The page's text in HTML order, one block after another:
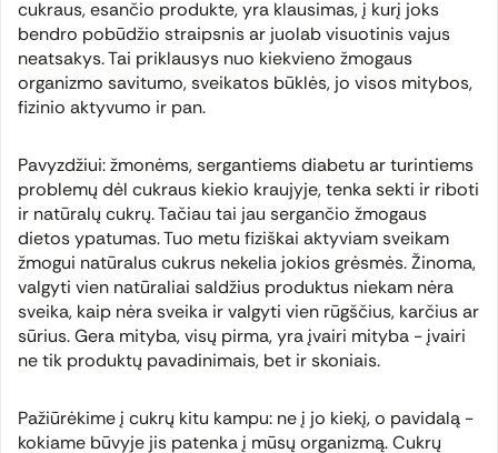
cukraus, esančio produkte, yra klausimas, į kurį joks
bendro pobūdžio straipsnis ar juolab visuotinis vajus
neatsakys. Tai priklausys nuo kiekvieno žmogaus
organizmo savitumo, sveikatos būklės, jo visos mitybos,
fizinio aktyvumo ir pan.
Pavyzdžiui: žmonėms, sergantiems diabetu ar turintiems
problemų dėl cukraus kiekio kraujyje, tenka sekti ir riboti
ir natūralų cukrų. Tačiau tai jau sergančio žmogaus
dietos ypatumas. Tuo metu fiziškai aktyviam sveikam
žmogui natūralus cukrus nekelia jokios grėsmės. Žinoma,
valgyti vien natūraliai saldžius produktus niekam nėra
sveika, kaip nėra sveika ir valgyti vien rūgščius, karčius ar
sūrius. Gera mityba, visų pirma, yra įvairi mityba - įvairi
ne tik produktų pavadinimais, bet ir skoniais.
Pažiūrėkime į cukrų kitu kampu: ne į jo kiekį, o pavidalą -
kokiame būvyje jis patenka į mūsų organizmą. Cukrų